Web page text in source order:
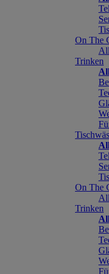
On The
Trinken
On The
Trinken